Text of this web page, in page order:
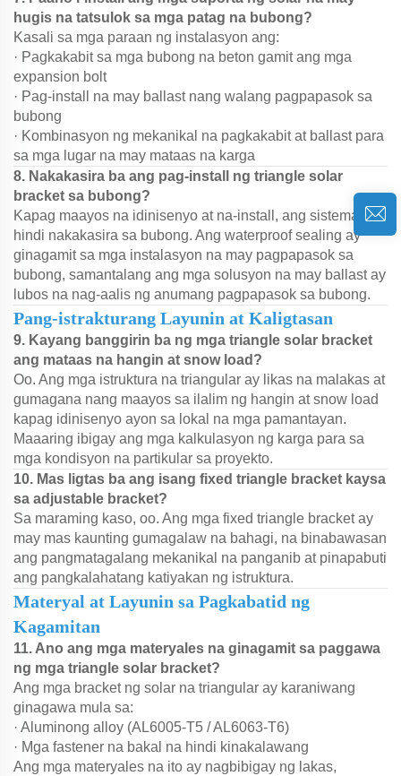
hugis na tatsulok sa mga patag na bubong?
Kasali sa mga paraan ng instalasyon ang:
· Pagkakabit sa mga bubong na beton gamit ang mga
expansion bolt
· Pag-install na may ballast nang walang pagpapasok sa
bubong
· Kombinasyon ng mekanikal na pagkakabit at ballast para
sa mga lugar na may mataas na karga
8. Nakakasira ba ang pag-install ng triangle solar
bracket sa bubong?
Kapag maayos na idinisenyo at na-install, ang sistema ay
hindi nakakasira sa bubong. Ang waterproof sealing ay
ginagamit sa mga instalasyon na may pagpapasok sa
bubong, samantalang ang mga solusyon na may ballast ay
lubos na nag-aalis ng anumang pagpapasok sa bubong.
Pang-istrakturang Layunin at Kaligtasan
9. Kayang banggirin ba ng mga triangle solar bracket
ang mataas na hangin at snow load?
Oo. Ang mga istruktura na triangular ay likas na malakas at
gumagana nang maayos sa ilalim ng hangin at snow load
kapag idinisenyo ayon sa lokal na mga pamantayan.
Maaaring ibigay ang mga kalkulasyon ng karga para sa
mga kondisyon na partikular sa proyekto.
10. Mas ligtas ba ang isang fixed triangle bracket kaysa
sa adjustable bracket?
Sa maraming kaso, oo. Ang mga fixed triangle bracket ay
may mas kaunting gumagalaw na bahagi, na binabawasan
ang pangmatagalang mekanikal na panganib at pinapabuti
ang pangkalahatang katiyakan ng istruktura.
Materyal at Layunin sa Pagkabatid ng
Kagamitan
11. Ano ang mga materyales na ginagamit sa paggawa
ng mga triangle solar bracket?
Ang mga bracket ng solar na triangular ay karaniwang
ginagawa mula sa:
· Aluminong alloy (AL6005-T5 / AL6063-T6)
· Mga fastener na bakal na hindi kinakalawang
Ang mga materyales na ito ay nagbibigay ng lakas,